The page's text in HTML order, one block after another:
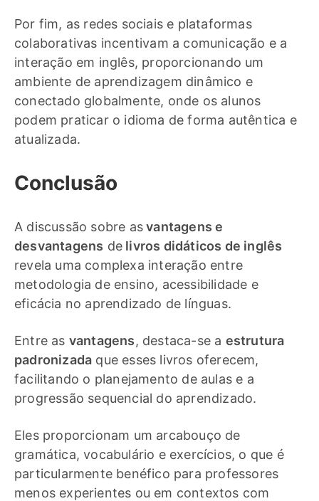
Por fim, as redes sociais e plataformas
colaborativas incentivam a comunicação e a
interação em inglês, proporcionando um
ambiente de aprendizagem dinâmico e
conectado globalmente, onde os alunos
podem praticar o idioma de forma autêntica e
atualizada.
Conclusão
A discussão sobre asvantagens e
desvantagens de livros didáticos de inglês
revela uma complexa interação entre
metodologia de ensino, acessibilidade e
eficácia no aprendizado de línguas.
Entre as vantagens, destaca-se a estrutura
padronizada que esses livros oferecem,
facilitando o planejamento de aulas e a
progressão sequencial do aprendizado.
Eles proporcionam um arcabouço de
gramática, vocabulário e exercícios, o que é
particularmente benéfico para professores
menos experientes ou em contextos com